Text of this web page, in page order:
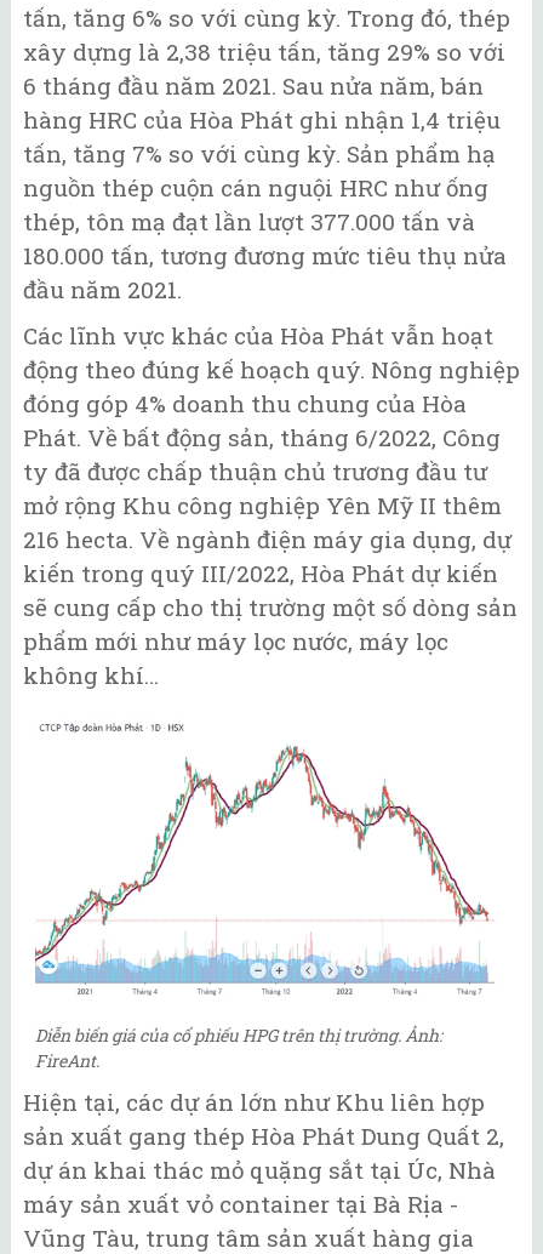
tấn, tăng 6% so với cùng kỳ. Trong đó, thép
xây dựng là 2,38 triệu tấn, tăng 29% so với
6 tháng đầu năm 2021. Sau nửa năm, bán
hàng HRC của Hòa Phát ghi nhận 1,4 triệu
tấn, tăng 7% so với cùng kỳ. Sản phẩm hạ
nguồn thép cuộn cán nguội HRC như ống
thép, tôn mạ đạt lần lượt 377.000 tấn và
180.000 tấn, tương đương mức tiêu thụ nửa
đầu năm 2021.
Các lĩnh vực khác của Hòa Phát vẫn hoạt
động theo đúng kế hoạch quý. Nông nghiệp
đóng góp 4% doanh thu chung của Hòa
Phát. Về bất động sản, tháng 6/2022, Công
ty đã được chấp thuận chủ trương đầu tư
mở rộng Khu công nghiệp Yên Mỹ II thêm
216 hecta. Về ngành điện máy gia dụng, dự
kiến trong quý III/2022, Hòa Phát dự kiến
sẽ cung cấp cho thị trường một số dòng sản
phẩm mới như máy lọc nước, máy lọc
không khí…
Diễn biến giá của cổ phiếu HPG trên thị trường. Ảnh:
FireAnt.
Hiện tại, các dự án lớn như Khu liên hợp
sản xuất gang thép Hòa Phát Dung Quất 2,
dự án khai thác mỏ quặng sắt tại Úc, Nhà
máy sản xuất vỏ container tại Bà Rịa -
Vũng Tàu, trung tâm sản xuất hàng gia